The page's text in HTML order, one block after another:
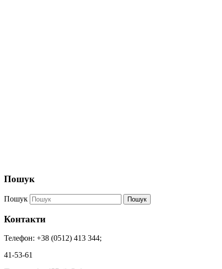
Пошук
Пошук Пошук
Контакти
Телефон: +38 (0512) 413 344;
41-53-61